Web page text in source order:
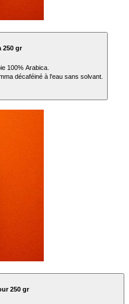
250 gr
100% Arabica.
décaféiné à l'eau sans solvant.
250 gr